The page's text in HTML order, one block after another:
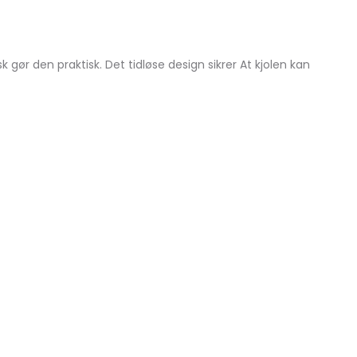
den praktisk. Det tidløse design sikrer At kjolen kan